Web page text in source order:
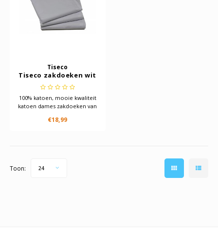
Tiseco
Tiseco zakdoeken wit
35x35CM 12 St
100% katoen, mooie kwaliteit
katoen dames zakdoeken van
€18,99
Toon: 24